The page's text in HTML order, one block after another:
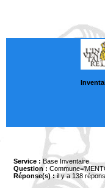
Service : Base Inventaire
Question :
Réponse(s) :il y a 138